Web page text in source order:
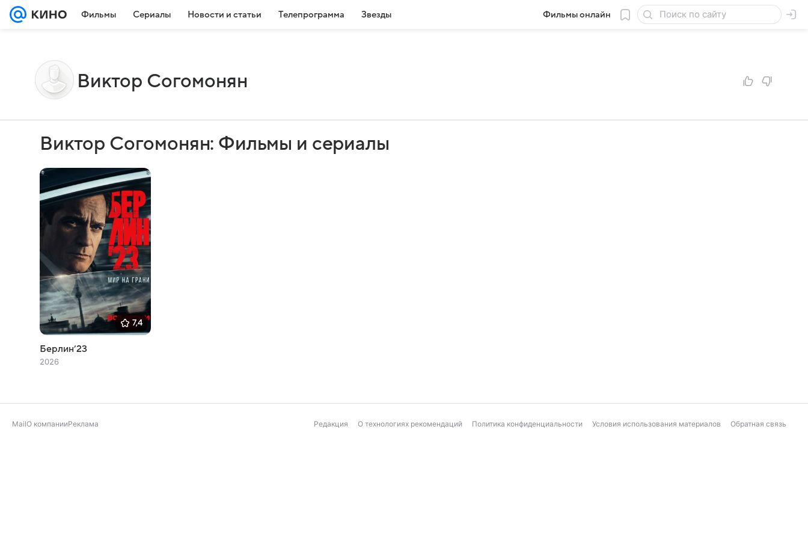
Фильмы Сериалы Новости и статьи Телепрограмма Звезды Фильмы онлайн
Виктор Согомонян
Виктор Согомонян: Фильмы и сериалы
7,4
Берлин’23
2026
MailО компанииРеклама Редакция О технологиях рекомендаций Политика конфиденциальности Условия использования материалов Обратная связь